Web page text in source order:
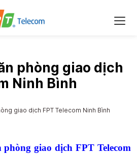
phòng giao dịch
Ninh Bình
giao dịch FPT Telecom Ninh Bình
phòng giao dịch FPT Telecom